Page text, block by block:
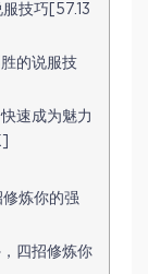
技巧[57.13
的说服技
速成为魅力
炼你的强
四招修炼你